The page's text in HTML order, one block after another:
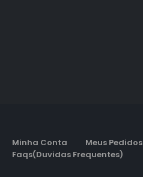
Minha Conta
Meus Pedidos
Faqs(Duvidas Frequentes)